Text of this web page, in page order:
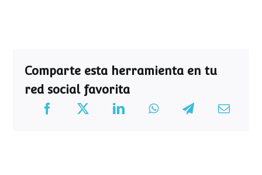
Comparte esta herramienta en tu
red social favorita